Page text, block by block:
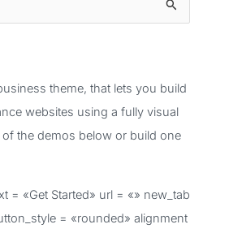
theme, that lets you build
websites using a fully visual
the demos below or build one
= «Get Started» url = «» new_tab
= «rounded» alignment